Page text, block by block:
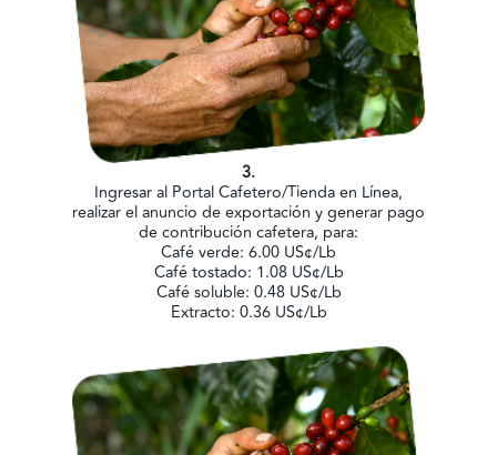
3.
Ingresar al Portal Cafetero/Tienda en Línea,
realizar el anuncio de exportación y generar pago
de contribución cafetera, para:
Café verde: 6.00 US¢/Lb
Café tostado: 1.08 US¢/Lb
Café soluble: 0.48 US¢/Lb
Extracto: 0.36 US¢/Lb